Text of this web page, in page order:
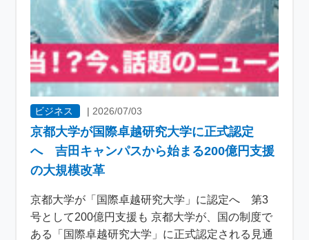
ビジネス | 2026/07/03
京都大学が国際卓越研究大学に正式認定
へ 吉田キャンパスから始まる200億円支援
の大規模改革
京都大学が「国際卓越研究大学」に認定へ 第3
号として200億円支援も 京都大学が、国の制度で
ある「国際卓越研究大学」に正式認定される見通